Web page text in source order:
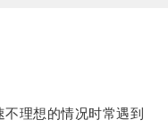
理想的情况时常遇到